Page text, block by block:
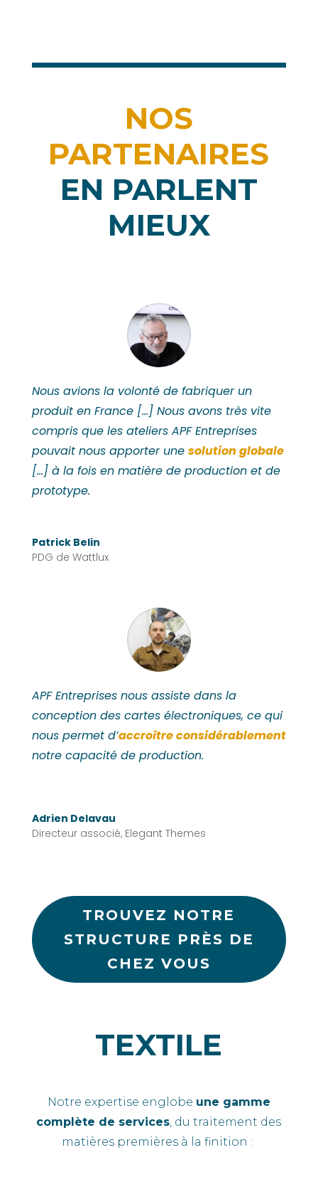
NOS
PARTENAIRES
EN PARLENT
MIEUX
Nous avions la volonté de fabriquer un
produit en France […] Nous avons très vite
compris que les ateliers APF Entreprises
pouvait nous apporter une solution globale
[…] à la fois en matière de production et de
prototype.
Patrick Belin
PDG de Wattlux
APF Entreprises nous assiste dans la
conception des cartes électroniques, ce qui
nous permet d’accroître considérablement
notre capacité de production.
Adrien Delavau
Directeur associé, Elegant Themes
TROUVEZ NOTRE
STRUCTURE PRÈS DE
CHEZ VOUS
TEXTILE
Notre expertise englobe une gamme
complète de services, du traitement des
matières premières à la finition :